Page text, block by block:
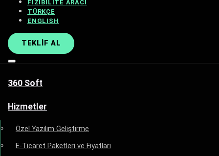
FIZIBILITE ARACI
TÜRKÇE
ENGLISH
TEKLIF AL
360 Soft
Hizmetler
Özel Yazılım Geliştirme
E-Ticaret Paketleri ve Fiyatları